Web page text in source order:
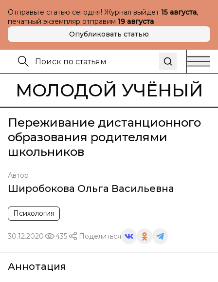
Отправьте статью сегодня! Журнал выйдет 15 августа,
печатный экземпляр отправим 19 августа
Опубликовать статью
МОЛОДОЙ УЧЁНЫЙ
Переживание дистанционного
образования родителями
школьников
Автор
Широбокова Ольга Васильевна
Психология
30.12.2020 435 Поделиться
Аннотация